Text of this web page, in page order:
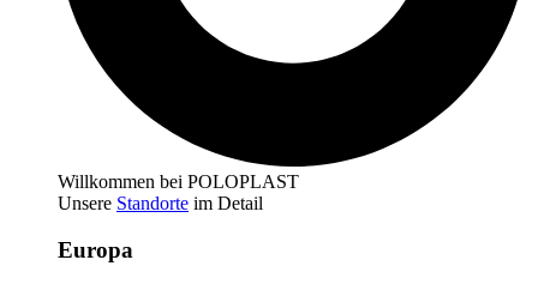
Willkommen bei POLOPLAST
Unsere Standorte im Detail
Europa